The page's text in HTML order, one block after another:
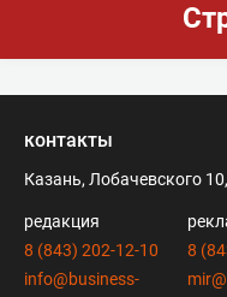
контакты
Казань, Лобачевского
редакция
8 (843) 202-12-10
info@business-
8